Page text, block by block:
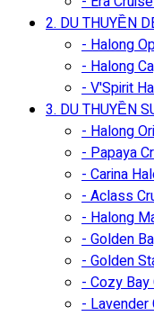
2. DU THUYỀN
- Halong
- Halong
- V'Spirit
3. DU THUYỀN
- Halong
- Papaya
- Carina
- Aclass
- Halong
- Golden
- Golden
- Cozy Bay
- Lavender